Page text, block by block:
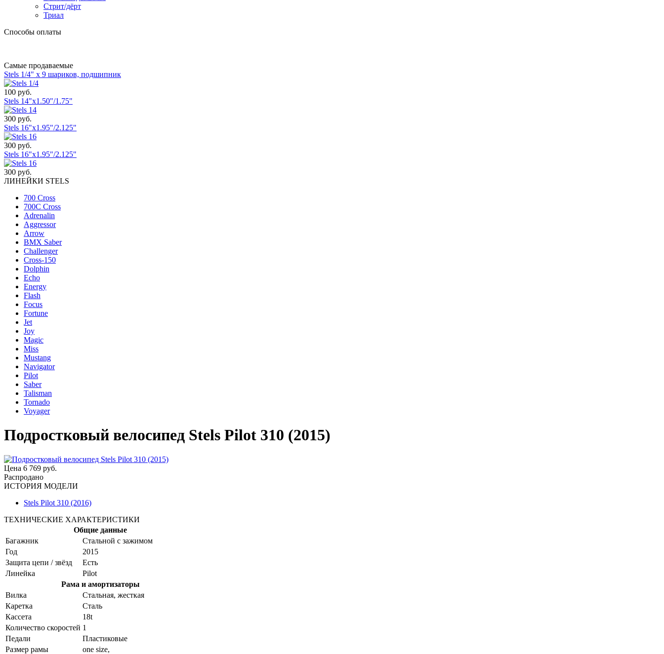
Стрит/дёрт
Триал
Способы оплаты
Самые продаваемые
Stels 1/4" х 9 шариков, подшипник
100 руб.
Stels 14"x1.50"/1.75"
300 руб.
Stels 16"x1.95"/2.125"
300 руб.
Stels 16"x1.95"/2.125"
300 руб.
ЛИНЕЙКИ STELS
700 Cross
700C Cross
Adrenalin
Aggressor
Arrow
BMX Saber
Challenger
Cross-150
Dolphin
Echo
Energy
Flash
Focus
Fortune
Jet
Joy
Magic
Miss
Mustang
Navigator
Pilot
Saber
Talisman
Tornado
Voyager
Подростковый велосипед Stels Pilot 310 (2015)
Цена 6 769 руб.
Распродано
ИСТОРИЯ МОДЕЛИ
Stels Pilot 310 (2016)
ТЕХНИЧЕСКИЕ ХАРАКТЕРИСТИКИ
Общие данные
Багажник
Стальной с зажимом
Год
2015
Защита цепи / звёзд
Есть
Линейка
Pilot
Рама и амортизаторы
Вилка
Стальная, жесткая
Каретка
Сталь
Кассета
18t
Количество скоростей 1
Педали
Пластиковые
Размер рамы
one size,